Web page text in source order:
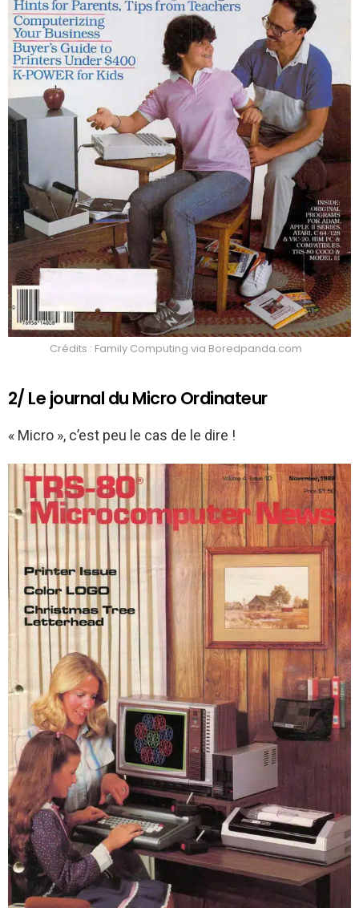
Crédits : Family Computing via Boredpanda.com
2/ Le journal du Micro Ordinateur
« Micro », c’est peu le cas de le dire !